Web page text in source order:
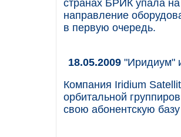
странах БРИК упала
направление
в первую очередь.
18.05.2009 "Иридиум"
Компания Iridium
орбитальной
свою абонентскую